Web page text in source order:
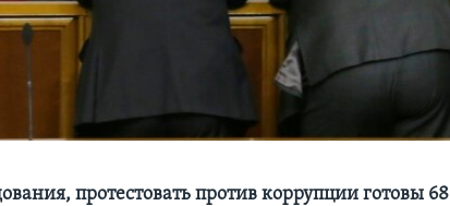
протестовать против коррупции готовы 68